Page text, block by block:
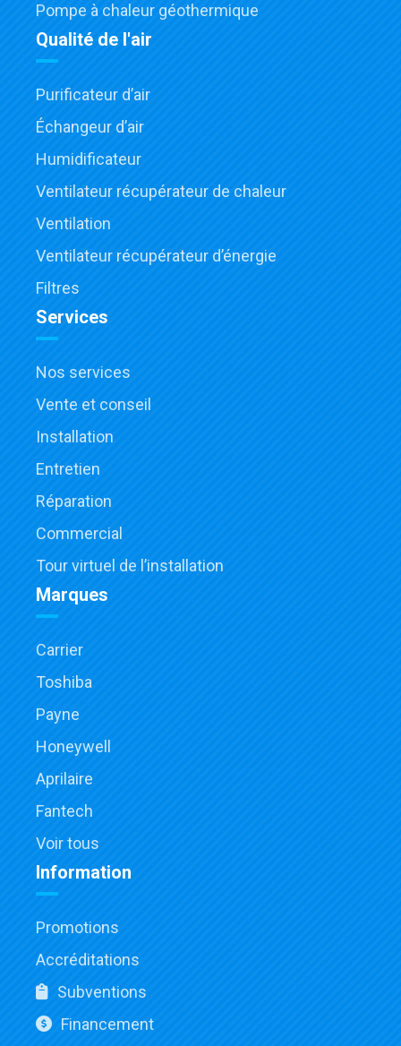
Pompe à chaleur géothermique
Qualité de l'air
Purificateur d’air
Échangeur d’air
Humidificateur
Ventilateur récupérateur de chaleur
Ventilation
Ventilateur récupérateur d’énergie
Filtres
Services
Nos services
Vente et conseil
Installation
Entretien
Réparation
Commercial
Tour virtuel de l’installation
Marques
Carrier
Toshiba
Payne
Honeywell
Aprilaire
Fantech
Voir tous
Information
Promotions
Accréditations
Subventions
Financement